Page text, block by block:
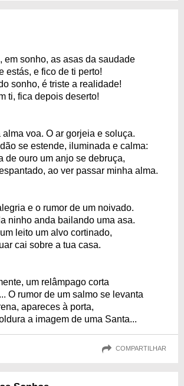
em sonho, as asas da saudade
estás, e fico de ti perto!
sonho, é triste a realidade!
ti, fica depois deserto!
alma voa. O ar gorjeia e soluça.
se estende, iluminada e calma:
de ouro um anjo se debruça,
ao ver passar minha alma.
e o rumor de um noivado.
ninho anda bailando uma asa.
leito um alvo cortinado,
cai sobre a tua casa.
um relâmpago corta
O rumor de um salmo se levanta
apareces à porta,
a imagem de uma Santa...
COMPARTILHAR